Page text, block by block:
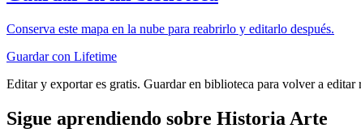
Conserva este mapa en la nube para reabrirlo y editarlo después.
Guardar con Lifetime
Editar y exportar es gratis. Guardar en biblioteca para volver a
Sigue aprendiendo sobre Historia Arte